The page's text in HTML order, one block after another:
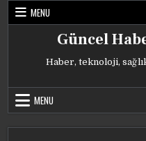
Skip
MENU
Güncel
Haber, teknoloji,
MENU